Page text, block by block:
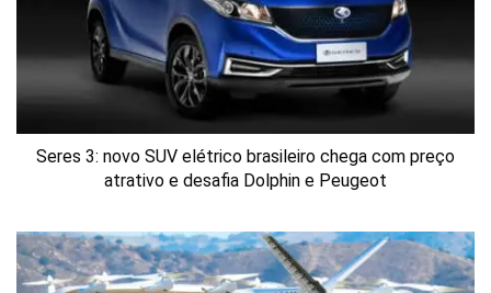
Seres 3: novo SUV elétrico brasileiro chega com preço
atrativo e desafia Dolphin e Peugeot